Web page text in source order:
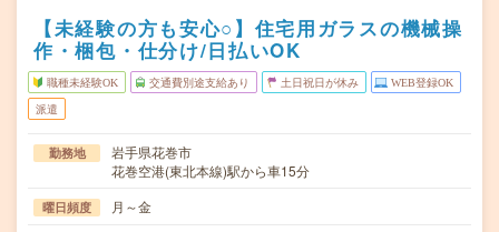
【未経験の方も安心○】住宅用ガラスの機械操
作・梱包・仕分け/日払いOK
職種未経験OK 交通費別途支給あり 土日祝日が休み WEB登録OK
派遣
勤務地
岩手県花巻市
花巻空港(東北本線)駅から車15分
曜日頻度 月～金